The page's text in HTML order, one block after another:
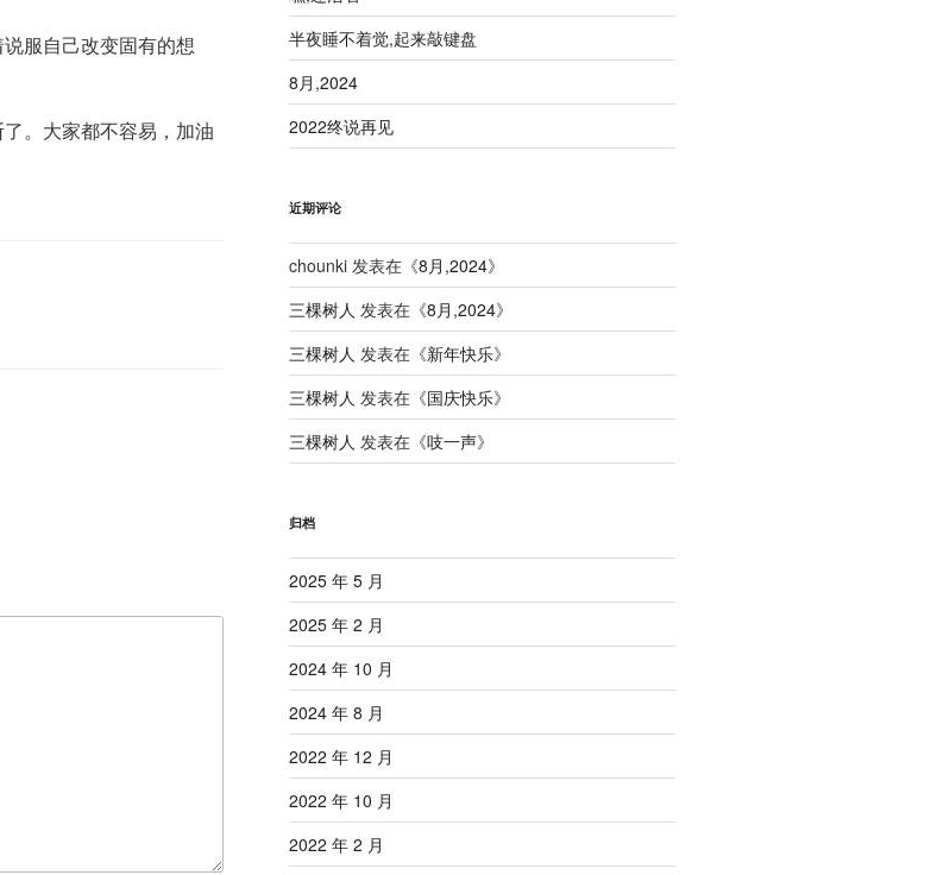
服自己改变固有的想
。大家都不容易，加油
半夜睡不着觉,起来敲键盘
8月,2024
2022终说再见
近期评论
chounki发表在《8月,2024》
三棵树人 发表在《8月,2024》
三棵树人 发表在《新年快乐》
三棵树人 发表在《国庆快乐》
三棵树人 发表在《吱一声》
归档
2025 年 5 月
2025 年 2 月
2024 年 10 月
2024 年 8 月
2022 年 12 月
2022 年 10 月
2022 年 2 月